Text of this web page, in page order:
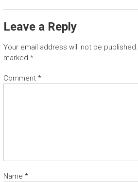
Leave a Reply
Your email address will not be published.
marked *
Comment *
Name *